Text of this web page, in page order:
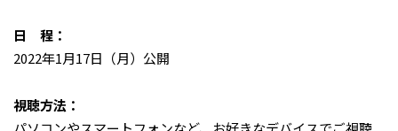
日 程：
2022年1月17日（月）公開
視聴方法：